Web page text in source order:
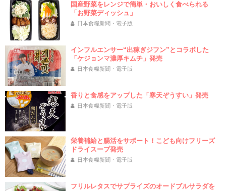
国産野菜をレンジで簡単・おいしく食べられる
「お野菜ディッシュ」
日本食糧新聞・電子版
インフルエンサー“出稼ぎジフン”とコラボした
「ケジョンマ濃厚キムチ」発売
日本食糧新聞・電子版
香りと食感をアップした「寒天ぞうすい」発売
日本食糧新聞・電子版
栄養補給と腸活をサポート！こども向けフリーズ
ドライスープ発売
日本食糧新聞・電子版
フリルレタスでサプライズのオードブルサラダを